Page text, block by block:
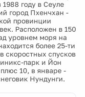
году в Сеуле
город Пхенчхан -
провинции
Расположен в 150
уровнем моря на
более 25-ти
скоростных спусков
парк и Йон
10, в январе -
Нундунги.